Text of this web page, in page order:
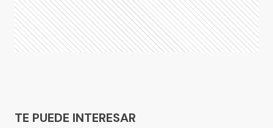
TE PUEDE INTERESAR